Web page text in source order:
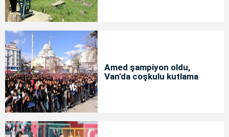
Amed şampiyon oldu,
Van'da coşkulu kutlama